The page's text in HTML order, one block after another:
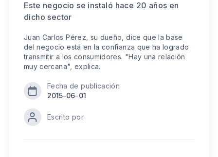
Este negocio se instaló hace 20 años en
dicho sector
Juan Carlos Pérez, su dueño, dice que la base
del negocio está en la confianza que ha logrado
transmitir a los consumidores. "Hay una relación
muy cercana", explica.
Fecha de publicación
2015-06-01
Escrito por